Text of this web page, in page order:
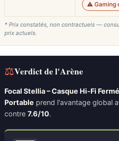
⚠️ Gaming
* Prix constatés, non contractuels —
prix actuels.
⚖Verdict de l'Arène
Focal Stellia – Casque Hi-Fi
Portable prend l'avantage global
contre 7.6/10.